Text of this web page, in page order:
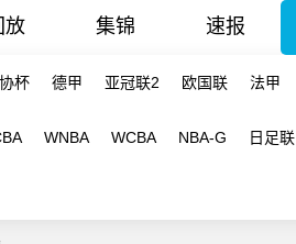
放 集锦 速报
杯 德甲 亚冠联2 欧国联 法甲
WNBA WCBA NBA-G 日足联